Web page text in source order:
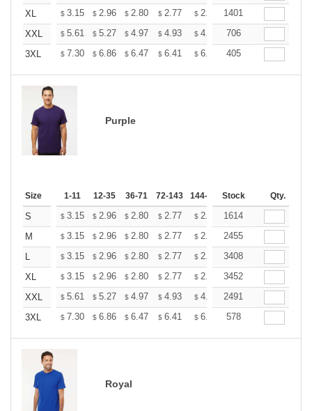
XL
$ 3.15 $ 2.96 $ 2.80 $ 2.77 $ 2.72 $2.70
1401
XXL
$ 5.61 $ 5.27 $ 4.97 $ 4.93 $ 4.85 $4.80
706
3XL
$ 7.30 $ 6.86 $ 6.47 $ 6.41 $ 6.30 $6.25
405
Purple
Size 1-11 12-35 36-71 72-143 144-287 288 + More
Stock Qty.
S $ 3.15 $ 2.96 $ 2.80 $ 2.77 $ 2.72 $2.70
1614
M
$ 3.15 $ 2.96 $ 2.80 $ 2.77 $ 2.72 $2.70
2455
L
$ 3.15 $ 2.96 $ 2.80 $ 2.77 $ 2.72 $2.70
3408
XL
$ 3.15 $ 2.96 $ 2.80 $ 2.77 $ 2.72 $2.70
3452
XXL
$ 5.61 $ 5.27 $ 4.97 $ 4.93 $ 4.85 $4.80
2491
3XL
$ 7.30 $ 6.86 $ 6.47 $ 6.41 $ 6.30 $6.25
578
Royal